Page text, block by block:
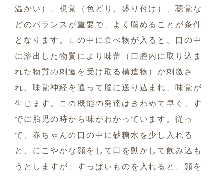
温かい）、視覚（色どり、盛り付け）、聴覚な
どのバランスが重要で、よく噛めることが条件
となります。ロの中に食べ物が入ると、口の中
に溶出した物質により味蕾（口腔内に取り込ま
れた物質の刺邀を受け取る構造物）が刺激さ
れ、味覚神経を通って脳に送り込まれ、味覚が
生じます。この機能の発達はきわめて早く、す
でに胎児の時から味がわかっています。従っ
て、赤ちゃんの口の中に砂糖水を少し入れる
と、にこやかな顔をして口を動かして飲み込も
うとしますが、すっぱいものを入れると、顔を